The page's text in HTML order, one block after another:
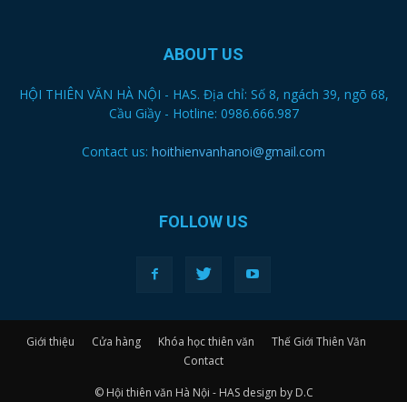
ABOUT US
HỘI THIÊN VĂN HÀ NỘI - HAS. Địa chỉ: Số 8, ngách 39, ngõ 68,
Cầu Giầy - Hotline: 0986.666.987
Contact us: hoithienvanhanoi@gmail.com
FOLLOW US
Giới thiệu Cửa hàng Khóa học thiên văn
Thế Giới Thiên Văn
Contact
© Hội thiên văn Hà Nội - HAS design by D.C